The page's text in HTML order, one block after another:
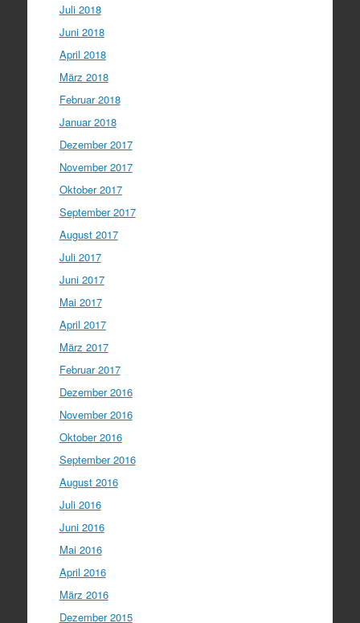
Juli 2018
Juni 2018
April 2018
März 2018
Februar 2018
Januar 2018
Dezember 2017
November 2017
Oktober 2017
September 2017
August 2017
Juli 2017
Juni 2017
Mai 2017
April 2017
März 2017
Februar 2017
Dezember 2016
November 2016
Oktober 2016
September 2016
August 2016
Juli 2016
Juni 2016
Mai 2016
April 2016
März 2016
Dezember 2015